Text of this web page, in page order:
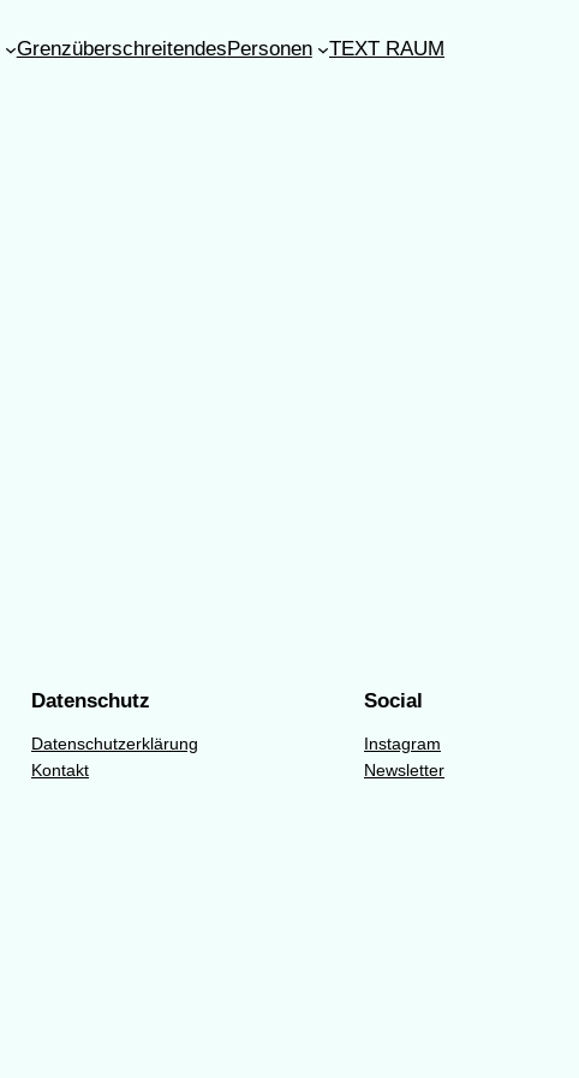
GrenzüberschreitendesPersonen TEXT RAUM
Datenschutz
Datenschutzerklärung
Kontakt
Social
Instagram
Newsletter